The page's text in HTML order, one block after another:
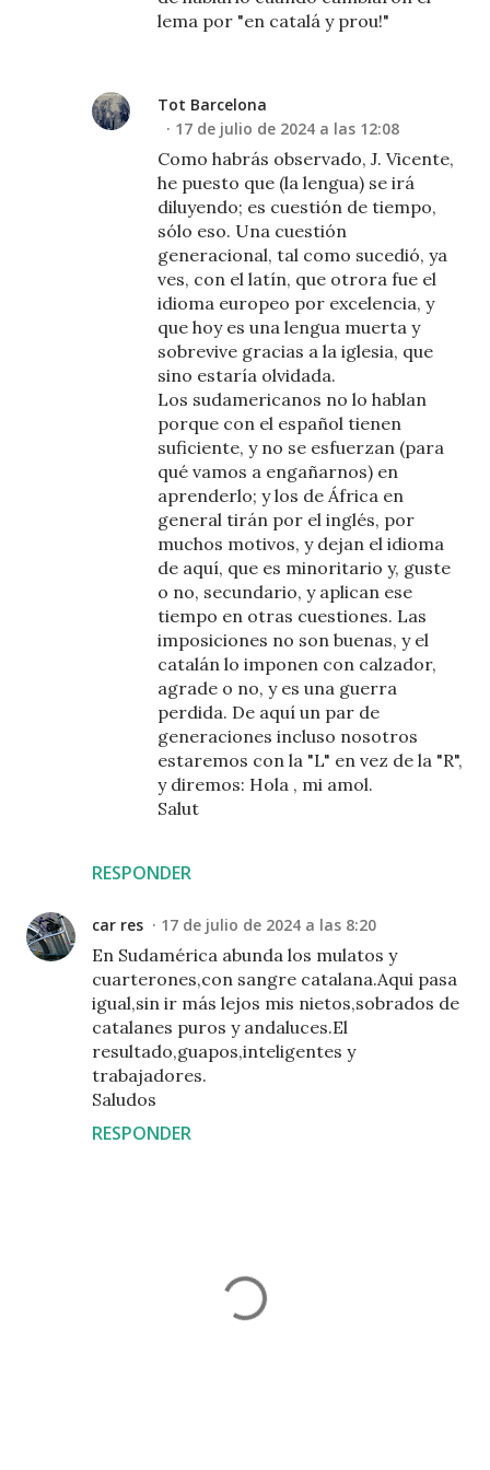
RESPONDER
lema por "en catalá y prou!"
Tot Barcelona
17 de julio de 2024 a las 12:08
Como habrás observado, J. Vicente,
he puesto que (la lengua) se irá
diluyendo; es cuestión de tiempo,
sólo eso. Una cuestión
generacional, tal como sucedió, ya
ves, con el latín, que otrora fue el
idioma europeo por excelencia, y
que hoy es una lengua muerta y
sobrevive gracias a la iglesia, que
sino estaría olvidada.
Los sudamericanos no lo hablan
porque con el español tienen
suficiente, y no se esfuerzan (para
qué vamos a engañarnos) en
aprenderlo; y los de África en
general tirán por el inglés, por
muchos motivos, y dejan el idioma
de aquí, que es minoritario y, guste
o no, secundario, y aplican ese
tiempo en otras cuestiones. Las
imposiciones no son buenas, y el
catalán lo imponen con calzador,
agrade o no, y es una guerra
perdida. De aquí un par de
generaciones incluso nosotros
estaremos con la "L" en vez de la "R",
y diremos: Hola , mi amol.
Salut
car res 17 de julio de 2024 a las 8:20
En Sudamérica abunda los mulatos y
cuarterones,con sangre catalana.Aqui pasa
igual,sin ir más lejos mis nietos,sobrados de
catalanes puros y andaluces.El
resultado,guapos,inteligentes y
trabajadores.
Saludos
RESPONDER